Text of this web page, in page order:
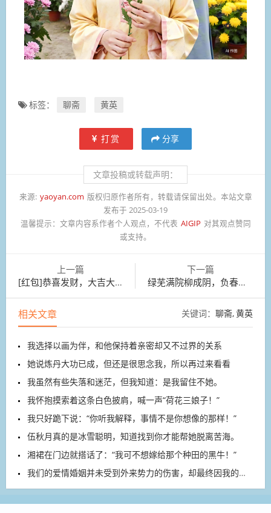
标签： 聊斋 黄英
打赏 分享
文章投稿或转载声明：
来源: yaoyan.com 版权归原作者所有，转载请保留出处。本站文章
发布于 2025-03-19
温馨提示： 文章内容系作者个人观点，不代表 AIGIP 对其观点赞同
或支持。
上一篇
[红包]恭喜发财，大吉大利！
下一篇
绿芜满院柳成阴，负春心。
相关文章 关键词： 聊斋 黄英
我选择以画为伴，和他保持着亲密却又不过界的关系
她说炼丹大功已成，但还是很思念我，所以再过来看看
我虽然有些失落和迷茫，但我知道：是我留住不她。
我怀抱摸索着这条白色披肩，喊一声“荷花三娘子！”
我只好跪下说：“你听我解释，事情不是你想像的那样！”
伍秋月真的是冰雪聪明，知道找到你才能帮她脱离苦海。
湘裙在门边就搭话了：“我可不想嫁给那个种田的黑牛！”
我们的爱情婚姻并未受到外来势力的伤害，却最终因我的猜疑而破灭